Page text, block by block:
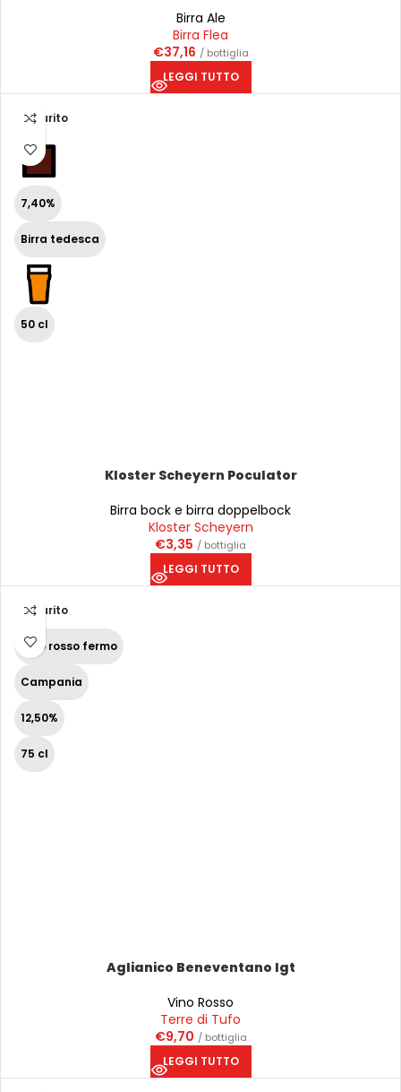
Birra Ale
Birra Flea
€37,16 / bottiglia
LEGGI TUTTO
Esaurito
7,40%
Birra tedesca
50 cl
Kloster Scheyern Poculator
Birra bock e birra doppelbock
Kloster Scheyern
€3,35 / bottiglia
LEGGI TUTTO
Esaurito
Vino rosso fermo
Campania
12,50%
75 cl
Aglianico Beneventano Igt
Vino Rosso
Terre di Tufo
€9,70 / bottiglia
LEGGI TUTTO